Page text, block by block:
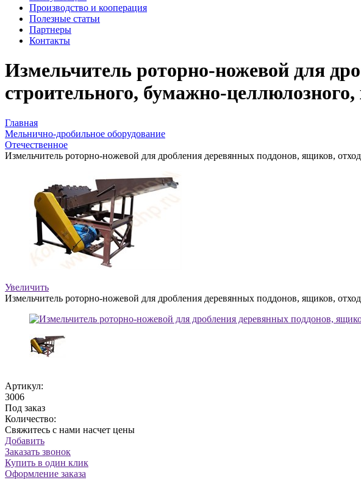
Производство и кооперация
Полезные статьи
Партнеры
Контакты
Измельчитель роторно-ножевой для
строительного, бумажно-
Главная
Мельнично-дробильное оборудование
Отечественное
Измельчитель роторно-ножевой для дробления деревянных поддонов, ящиков,
Увеличить
Измельчитель роторно-ножевой для дробления деревянных поддонов, ящиков,
Артикул:
3006
Под заказ
Количество:
Свяжитесь с нами насчет цены
Добавить
Заказать звонок
Купить в один клик
Оформление заказа